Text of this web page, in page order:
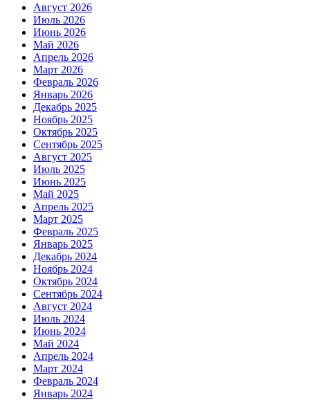
Август 2026
Июль 2026
Июнь 2026
Май 2026
Апрель 2026
Март 2026
Февраль 2026
Январь 2026
Декабрь 2025
Ноябрь 2025
Октябрь 2025
Сентябрь 2025
Август 2025
Июль 2025
Июнь 2025
Май 2025
Апрель 2025
Март 2025
Февраль 2025
Январь 2025
Декабрь 2024
Ноябрь 2024
Октябрь 2024
Сентябрь 2024
Август 2024
Июль 2024
Июнь 2024
Май 2024
Апрель 2024
Март 2024
Февраль 2024
Январь 2024